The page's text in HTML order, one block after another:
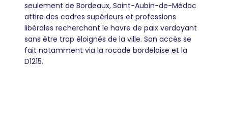
seulement de Bordeaux, Saint-Aubin-de-Médoc
attire des cadres supérieurs et professions
libérales recherchant le havre de paix verdoyant
sans être trop éloignés de la ville. Son accès se
fait notamment via la rocade bordelaise et la
D1215.